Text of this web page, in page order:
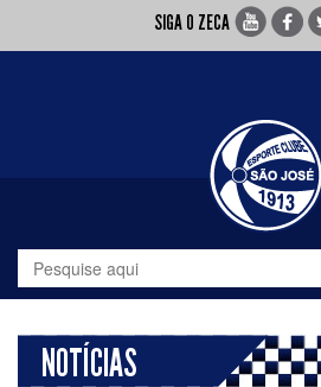
SIGA O ZECA
NOTÍCIAS